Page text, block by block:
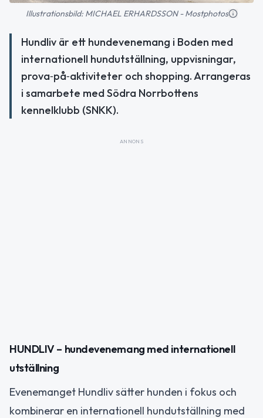
Illustrationsbild: MICHAEL ERHARDSSON - Mostphotos
Hundliv är ett hundevenemang i Boden med
internationell hundutställning, uppvisningar,
prova‑på‑aktiviteter och shopping. Arrangeras
i samarbete med Södra Norrbottens
kennelklubb (SNKK).
ANNONS
HUNDLIV – hundevenemang med internationell
utställning
Evenemanget Hundliv sätter hunden i fokus och
kombinerar en internationell hundutställning med